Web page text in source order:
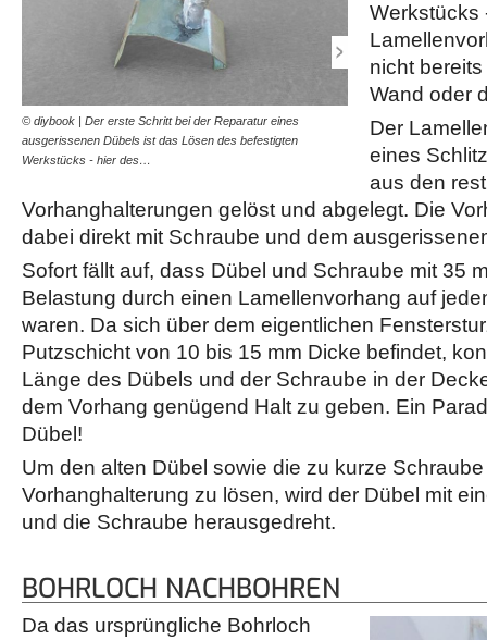
© diybook | Der erste Schritt bei der Reparatur eines
ausgerissenen Dübels ist das Lösen des befestigten
Werkstücks - hier des…
© diybook | Oh weh,
Sie ist nicht zu…
Werkstücks
nicht
Wand oder
Der
eines
aus den
Vorhanghalterungen gelöst und abgelegt. Die
dabei direkt mit Schraube und dem
Sofort fällt auf, dass Dübel und Schraube mit 35
Belastung durch einen Lamellenvorhang auf
waren. Da sich über dem eigentlichen
Putzschicht von 10 bis 15 mm Dicke befindet,
Länge des Dübels und der Schraube in der
dem Vorhang genügend Halt zu geben. Ein
Dübel!
Um den alten Dübel sowie die zu kurze
Vorhanghalterung zu lösen, wird der Dübel mit
und die Schraube herausgedreht.
BOHRLOCH NACHBOHREN
Da das ursprüngliche Bohrloch